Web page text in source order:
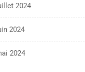
2024
2024
2024